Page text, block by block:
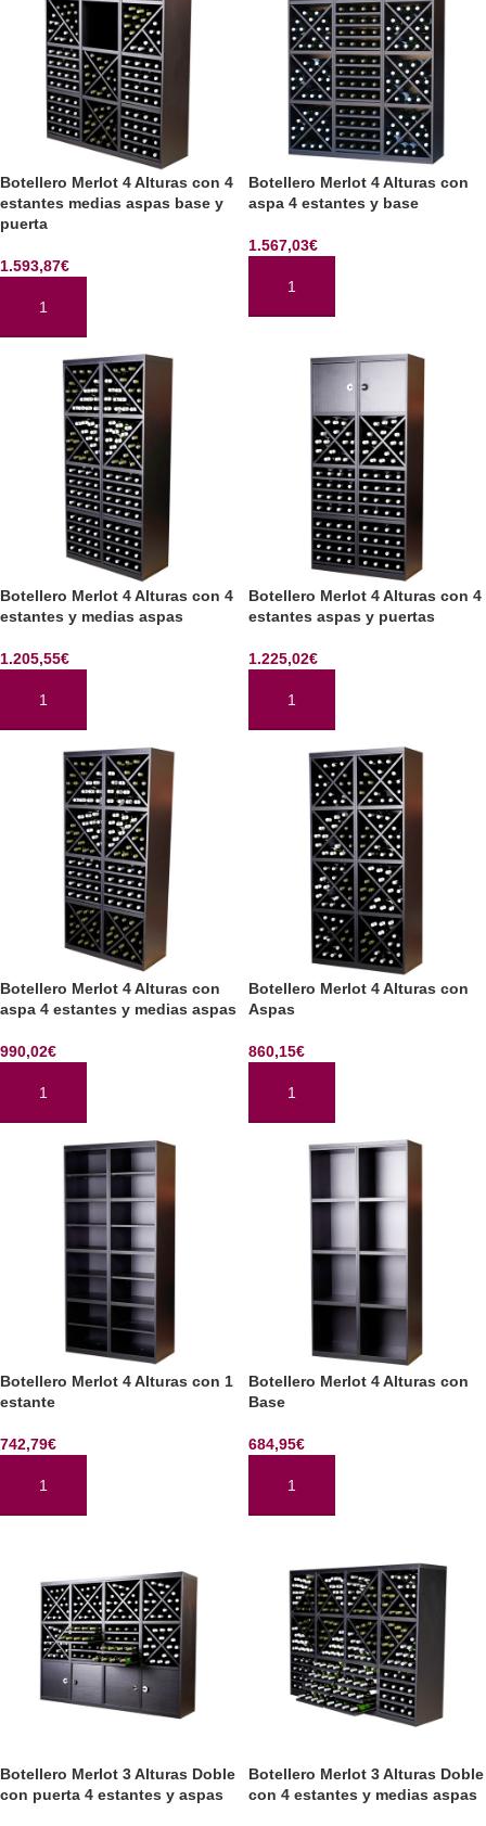
Botellero Merlot 4 Alturas con 4
estantes medias aspas base y
puerta
1.593,87€
AÑADIR AL CARRITO
Botellero Merlot 4 Alturas con
aspa 4 estantes y base
1.567,03€
AÑADIR AL CARRITO
Botellero Merlot 4 Alturas con 4
estantes y medias aspas
1.205,55€
AÑADIR AL CARRITO
Botellero Merlot 4 Alturas con 4
estantes aspas y puertas
1.225,02€
AÑADIR AL CARRITO
Botellero Merlot 4 Alturas con
aspa 4 estantes y medias aspas
990,02€
AÑADIR AL CARRITO
Botellero Merlot 4 Alturas con
Aspas
860,15€
AÑADIR AL CARRITO
Botellero Merlot 4 Alturas con 1
estante
742,79€
AÑADIR AL CARRITO
Botellero Merlot 4 Alturas con
Base
684,95€
AÑADIR AL CARRITO
Botellero Merlot 3 Alturas Doble
con puerta 4 estantes y aspas
Botellero Merlot 3 Alturas Doble
con 4 estantes y medias aspas